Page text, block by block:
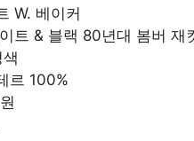
W. 베이커
트 & 블랙 80년대 봄버 재
르 100%